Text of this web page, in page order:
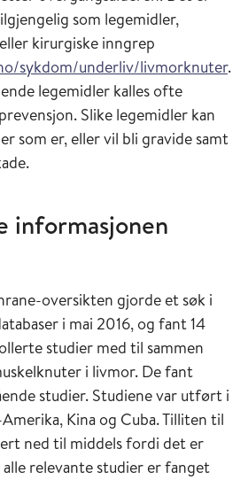
som legemidler,
kirurgiske inngrep
sykdom/underliv/livmorknuter.
legemidler kalles ofte
Slike legemidler kan
som er, eller vil bli gravide samt
informasjonen
oversikten gjorde et søk i
i mai 2016, og fant 14
studier med til sammen
i livmor. De fant
studier. Studiene var utført i
Kina og Cuba. Tilliten til
ned til middels fordi det er
relevante studier er fanget